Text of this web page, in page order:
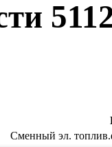
Сменный эл.